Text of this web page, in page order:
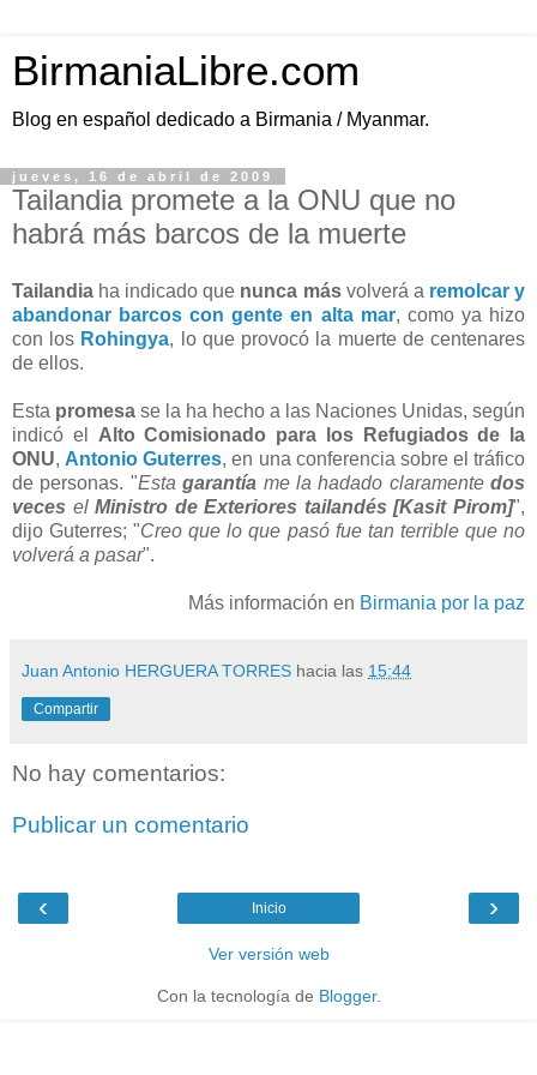
BirmaniaLibre.com
Blog en español dedicado a Birmania / Myanmar.
jueves, 16 de abril de 2009
Tailandia promete a la ONU que no
habrá más barcos de la muerte
Tailandia ha indicado que nunca más volverá a remolcar y
abandonar barcos con gente en alta mar, como ya hizo
con los Rohingya, lo que provocó la muerte de centenares
de ellos.
Esta promesa se la ha hecho a las Naciones Unidas, según
indicó el Alto Comisionado para los Refugiados de la
ONU, Antonio Guterres, en una conferencia sobre el tráfico
de personas. "Estagarantía me la hadado claramente dos
veces elMinistro de Exteriores tailandés [Kasit Pirom]",
dijo Guterres; "Creo que lo que pasó fue tan terrible que no
volverá a pasar".
Más información en Birmania por la paz
Juan Antonio HERGUERA TORRES hacia las 15:44
Compartir
No hay comentarios:
Publicar un comentario
‹ ›
Inicio
Ver versión web
Con la tecnología de Blogger.